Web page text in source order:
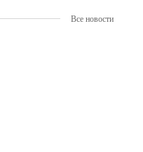
Все новости